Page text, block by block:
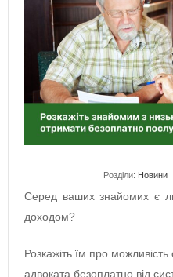
Розділи: Новини
Серед ваших знайомих є
доходом?
Розкажіть їм про
адвоката безоплатно від